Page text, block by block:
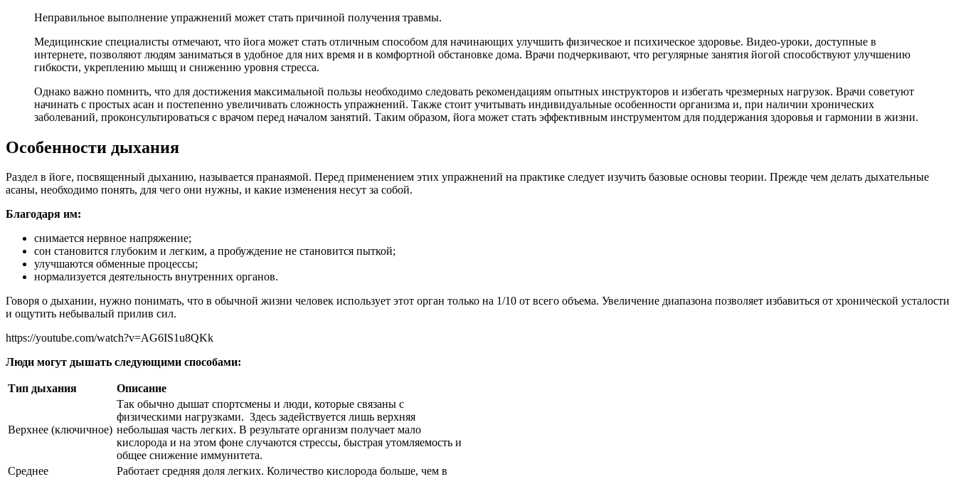
Неправильное выполнение упражнений может стать причиной получения травмы.
Медицинские специалисты отмечают, что йога может стать отличным способом для начинающих улучшить физическое и психическое здоровье. Видео-уроки, доступные в
интернете, позволяют людям заниматься в удобное для них время и в комфортной обстановке дома. Врачи подчеркивают, что регулярные занятия йогой способствуют улучшению
гибкости, укреплению мышц и снижению уровня стресса.
Однако важно помнить, что для достижения максимальной пользы необходимо следовать рекомендациям опытных инструкторов и избегать чрезмерных нагрузок. Врачи советуют
начинать с простых асан и постепенно увеличивать сложность упражнений. Также стоит учитывать индивидуальные особенности организма и, при наличии хронических
заболеваний, проконсультироваться с врачом перед началом занятий. Таким образом, йога может стать эффективным инструментом для поддержания здоровья и гармонии в жизни.
Особенности дыхания
Раздел в йоге, посвященный дыханию, называется пранаямой. Перед применением этих упражнений на практике следует изучить базовые основы теории. Прежде чем делать дыхательные
асаны, необходимо понять, для чего они нужны, и какие изменения несут за собой.
Благодаря им:
снимается нервное напряжение;
сон становится глубоким и легким, а пробуждение не становится пыткой;
улучшаются обменные процессы;
нормализуется деятельность внутренних органов.
Говоря о дыхании, нужно понимать, что в обычной жизни человек использует этот орган только на 1/10 от всего объема. Увеличение диапазона позволяет избавиться от хронической усталости
и ощутить небывалый прилив сил.
https://youtube.com/watch?v=AG6IS1u8QKk
Люди могут дышать следующими способами:
Тип дыхания Описание
Верхнее (ключичное)
Так обычно дышат спортсмены и люди, которые связаны с
физическими нагрузками. Здесь задействуется лишь верхняя
небольшая часть легких. В результате организм получает мало
кислорода и на этом фоне случаются стрессы, быстрая утомляемость и
общее снижение иммунитета.
Среднее
Работает средняя доля легких. Количество кислорода больше, чем в